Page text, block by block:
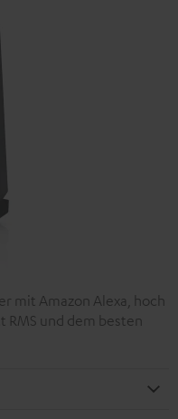
mit Amazon Alexa, hoch
RMS und dem besten